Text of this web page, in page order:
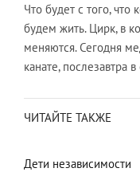
Что будет с того, что
будем жить. Цирк, в
меняются. Сегодня
канате, послезавтра
ЧИТАЙТЕ ТАКЖЕ
Дети независимости